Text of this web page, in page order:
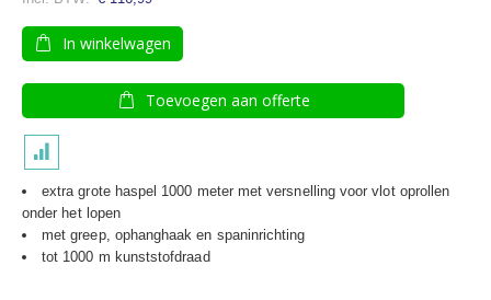
In winkelwagen
Toevoegen aan offerte
extra grote haspel 1000 meter met versnelling voor vlot oprollen
onder het lopen
met greep, ophanghaak en spaninrichting
tot 1000 m kunststofdraad